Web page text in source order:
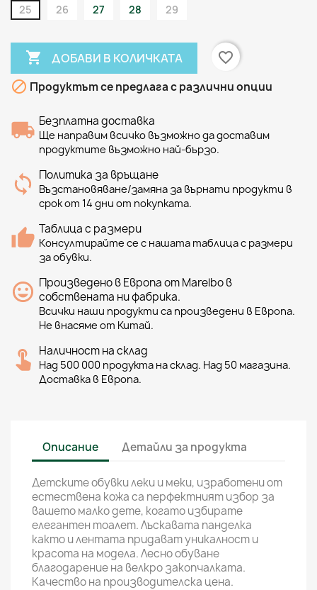
25 26 27 28 29
 ДОБАВИ В КОЛИЧКАТА
favorite_border
 Продуктът се предлага с различни опции
Безплатна доставка
Ще направим всичко възможно да доставим
продуктите възможно най-бързо.
Политика за връщане
Възстановяване/замяна за върнати продукти в
срок от 14 дни от покупката.
Таблица с размери
Консултирайте се с нашата таблица с размери
за обувки.
Произведено в Европа от Marelbo в
собствената ни фабрика.
Всички наши продукти са произведени в Европа.
Не внасяме от Китай.
Наличност на склад
Над 500 000 продукта на склад. Над 50 магазина.
Доставка в Европа.
Описание Детайли за продукта
Детските обувки леки и меки, изработени от
естествена кожа са перфектният избор за
вашето малко дете, когато избирате
елегантен тоалет. Лъскавата панделка
както и лентата придават уникалност и
красота на модела. Лесно обуване
благодарение на велкро закопчалката.
Качество на производителска цена.